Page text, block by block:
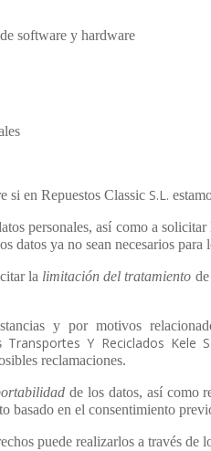
software y hardware
si enRepuestos Classic S.L.
personales, así como a solicitar
datos ya no sean necesarios
la limitación del tratamiento
y por motivos
Transportes Y Reciclados Kele
reclamaciones.
de los datos, así como
basado en el consentimiento
puede realizarlos a través